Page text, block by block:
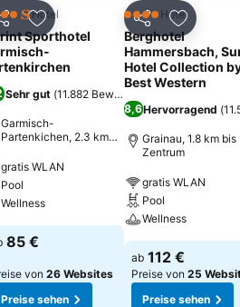
Zu Favoriten hinzufügen
Hotel
Sporthotel
Sehr gut (11.882 Bewertungen
Garmisch-
Partenkichen, 2.3 km
gratis WLAN
Pool
Wellness
85 €
von 26 Websites
Preise sehen
Teilen Zu
4 SterneHotel
Berghotel
Hammersbach,
Hotel Collection
Best Western
8,6Hervorragend (
Grainau, 1.8 km bis
Zentrum
gratis WLAN
Pool
Wellness
ab 112 €
Preise von 25
Preise sehen